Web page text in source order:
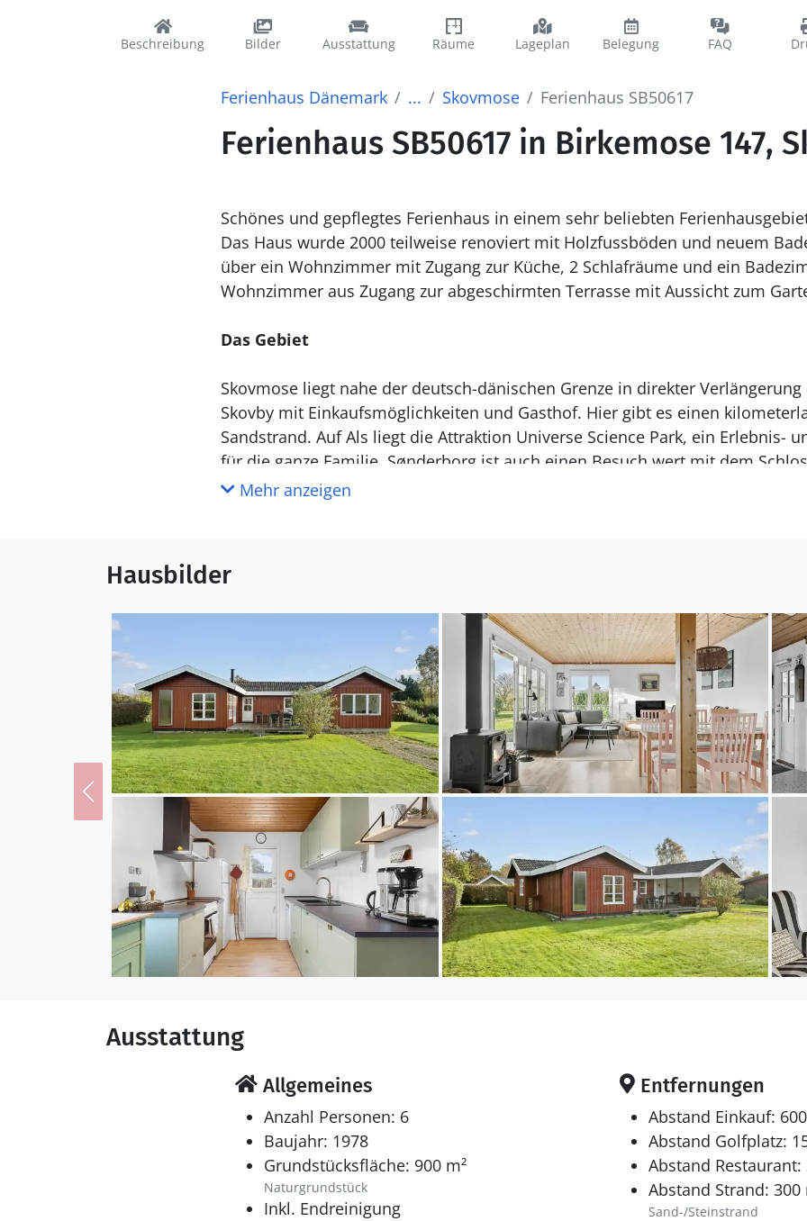
Beschreibung Bilder Ausstattung Räume Lageplan Belegung FAQ
Ferienhaus Dänemark ... Skovmose Ferienhaus SB50617
Ferienhaus SB50617 in Birkemose 147,
Schönes und gepflegtes Ferienhaus in einem sehr beliebten
Das Haus wurde 2000 teilweise renoviert mit Holzfussböden und neuem
über ein Wohnzimmer mit Zugang zur Küche, 2 Schlafräume und ein
Wohnzimmer aus Zugang zur abgeschirmten Terrasse mit Aussicht zum
Das Gebiet
Skovmose liegt nahe der deutsch-dänischen Grenze in direkter
Skovby mit Einkaufsmöglichkeiten und Gasthof. Hier gibt es einen
Sandstrand. Auf Als liegt die Attraktion UniverseScience Park, ein Erlebnis-
für die ganze Familie. Sønderborg ist auch einen Besuch wert mit dem
Mehr anzeigen
Hausbilder
Ausstattung
Allgemeines
Anzahl Personen: 6
Baujahr: 1978
Grundstücksfläche: 900 m²
Naturgrundstück
Inkl. Endreinigung
Entfernungen
Abstand Einkauf:
Abstand Golfplatz:
Abstand Restaurant:
Abstand Strand: 300
Sand-/Steinstrand